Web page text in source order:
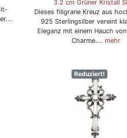
…
3.2 cm Grüner Kristall
Dieses filigrane Kreuz aus
925 Sterlingsilber vereint
Eleganz mit einem Hauch
Charme.… mehr
Reduziert!